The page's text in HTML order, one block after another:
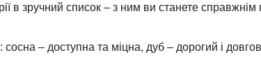
в зручний список – з ним ви станете
: сосна – доступна та міцна, дуб – дорогий і